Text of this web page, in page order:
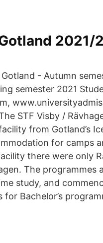
2021/
- Autumn
semester 2021
STF Visby /
from Gotland’s
for camps
there were only
The programmes
study, and
Bachelor’s